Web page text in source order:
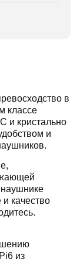
в
классе
и кристально
и
качество
из